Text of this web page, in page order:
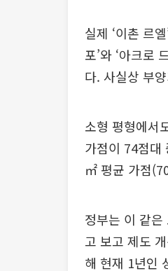
실제 ‘이촌 르
포’와 ‘아크로
다. 사실상 부
소형 평형에서
가점이 74점대
㎡ 평균 가점
정부는 이 같
고 보고 제도
해 현재 1년인